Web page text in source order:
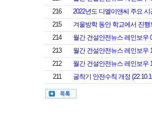
216
2022년도 디엘이앤씨 주요
215
겨울방학 동안 학교에서 진행
214
월간 건설안전뉴스 레인보우
213
월간 건설안전뉴스 레인보우
212
월간 건설안전뉴스 레인보우
211
굴착기 안전수칙 개정